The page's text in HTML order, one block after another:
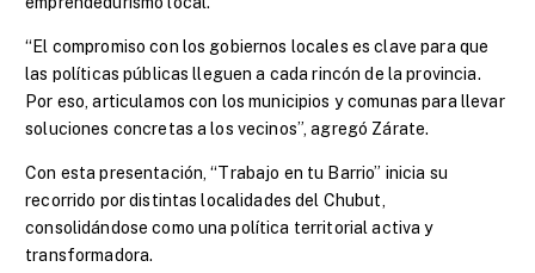
“El compromiso con los gobiernos locales es clave para que
las políticas públicas lleguen a cada rincón de la provincia.
Por eso, articulamos con los municipios y comunas para llevar
soluciones concretas a los vecinos”, agregó Zárate.
Con esta presentación, “Trabajo en tu Barrio” inicia su
recorrido por distintas localidades del Chubut,
consolidándose como una política territorial activa y
transformadora.